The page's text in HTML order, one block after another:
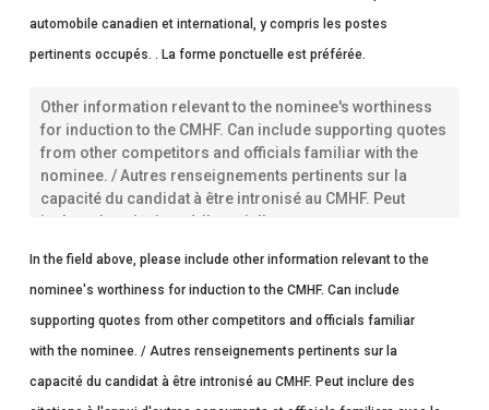
automobile
et
automobile canadien et international, y compris les postes
pertinents occupés. . La forme ponctuelle est préférée.
information
relevant
to
the
nominee's
for
/
Autres
relatives
l'aptitude
In the field above, please include other information relevant to the
nominee's worthiness for induction to the CMHF. Can include
supporting quotes from other competitors and officials familiar
with the nominee. / Autres renseignements pertinents sur la
capacité du candidat à être intronisé au CMHF. Peut inclure des